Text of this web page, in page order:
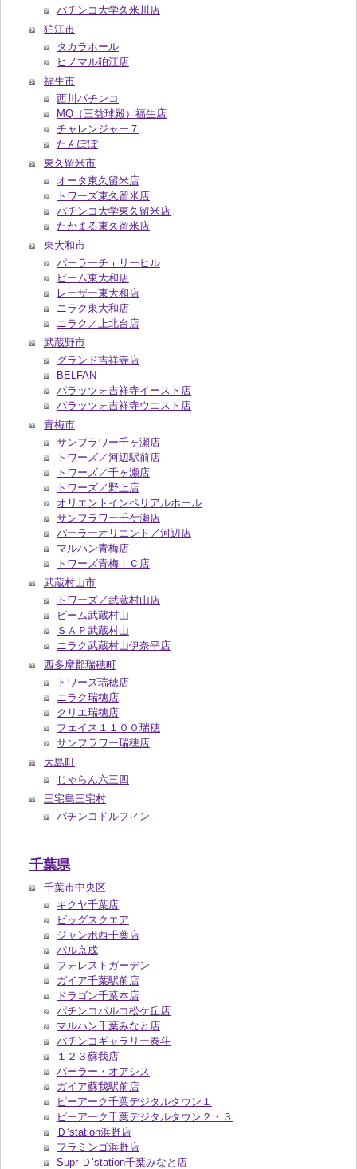
パチンコ大学久米川店
狛江市
タカラホール
ヒノマル狛江店
福生市
西川パチンコ
MQ（三益球殿）福生店
チャレンジャー７
たんぽぽ
東久留米市
オータ東久留米店
トワーズ東久留米店
パチンコ大学東久留米店
たかまる東久留米店
東大和市
パーラーチェリーヒル
ビーム東大和店
レーザー東大和店
ニラク東大和店
ニラク／上北台店
武蔵野市
グランド吉祥寺店
BELFAN
パラッツォ吉祥寺イースト店
パラッツォ吉祥寺ウエスト店
青梅市
サンフラワー千ヶ瀬店
トワーズ／河辺駅前店
トワーズ／千ヶ瀬店
トワーズ／野上店
オリエントインペリアルホール
サンフラワー千ケ瀬店
パーラーオリエント／河辺店
マルハン青梅店
トワーズ青梅ＩＣ店
武蔵村山市
トワーズ／武蔵村山店
ビーム武蔵村山
ＳＡＰ武蔵村山
ニラク武蔵村山伊奈平店
西多摩郡瑞穂町
トワーズ瑞穂店
ニラク瑞穂店
クリエ瑞穂店
フェイス１１００瑞穂
サンフラワー瑞穂店
大島町
じゃらん六三四
三宅島三宅村
パチンコドルフィン
千葉県
千葉市中央区
キクヤ千葉店
ビッグスクエア
ジャンボ西千葉店
パル京成
フォレストガーデン
ガイア千葉駅前店
ドラゴン千葉本店
パチンコパルコ松ケ丘店
マルハン千葉みなと店
パチンコギャラリー泰斗
１２３蘇我店
パーラー・オアシス
ガイア蘇我駅前店
ピーアーク千葉デジタルタウン１
ピーアーク千葉デジタルタウン２・３
Ｄ’station浜野店
フラミンゴ浜野店
Supr Ｄ’station千葉みなと店